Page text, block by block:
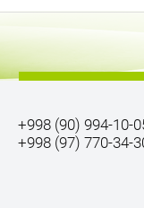
+998 (90) 994-10-
+998 (97) 770-34-